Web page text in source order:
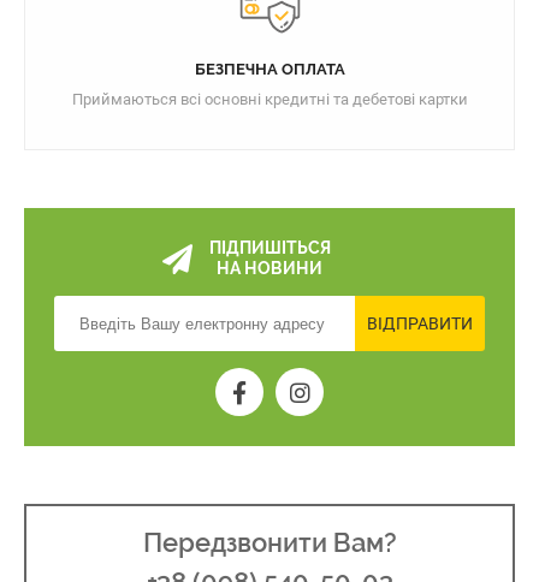
БЕЗПЕЧНА ОПЛАТА
Приймаються всі основні кредитні та дебетові картки
ПІДПИШІТЬСЯ
НА НОВИНИ
ВІДПРАВИТИ
Передзвонити Вам?